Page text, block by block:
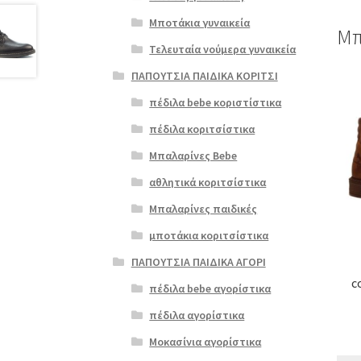
Μποτάκια γυναικεία
Τελευταία νούμερα γυναικεία
ΠΑΠΟΥΤΣΙΑ ΠΑΙΔΙΚΑ ΚΟΡΙΤΣΙ
πέδιλα bebe κοριστίστικα
πέδιλα κοριτσίστικα
Μπαλαρίνες Bebe
αθλητικά κοριτσίστικα
Μπαλαρίνες παιδικές
μποτάκια κοριτσίστικα
ΠΑΠΟΥΤΣΙΑ ΠΑΙΔΙΚΑ ΑΓΟΡΙ
πέδιλα bebe αγορίστικα
πέδιλα αγορίστικα
Μοκασίνια αγορίστικα